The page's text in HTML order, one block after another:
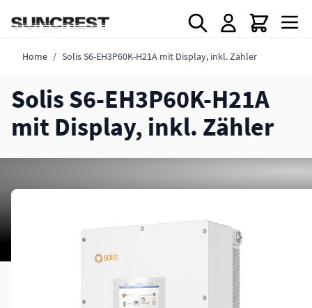
Home / Solis S6-EH3P60K-H21A mit Display, inkl. Zähler
Solis S6-EH3P60K-H21A
mit Display, inkl. Zähler